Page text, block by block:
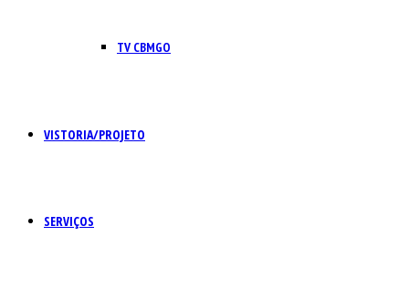
TV CBMGO
VISTORIA/PROJETO
SERVIÇOS